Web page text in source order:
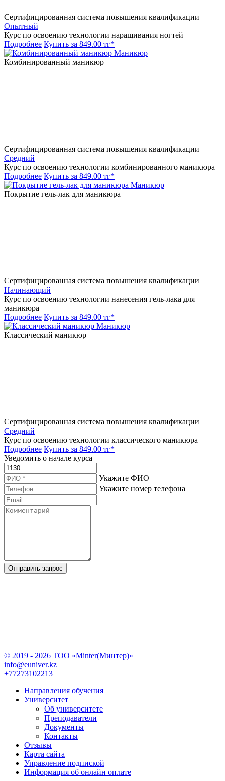
Сертифицированная система повышения квалификации
Опытный
Курс по освоению технологии наращивания ногтей
Подробнее Купить за 849.00 тг*
Маникюр
Комбинированный маникюр
Сертифицированная система повышения квалификации
Средний
Курс по освоению технологии комбинированного маникюра
Подробнее Купить за 849.00 тг*
Маникюр
Покрытие гель-лак для маникюра
Сертифицированная система повышения квалификации
Начинающий
Курс по освоению технологии нанесения гель-лака для
маникюра
Подробнее Купить за 849.00 тг*
Маникюр
Классический маникюр
Сертифицированная система повышения квалификации
Средний
Курс по освоению технологии классического маникюра
Подробнее Купить за 849.00 тг*
Уведомить о начале курса
Укажите ФИО
Укажите номер телефона
Отправить запрос
© 2019 - 2026 TOO «Minter(Минтер)»
info@euniver.kz
+77273102213
Направления обучения
Университет
Об университете
Преподаватели
Документы
Контакты
Отзывы
Карта сайта
Управление подпиской
Информация об онлайн оплате